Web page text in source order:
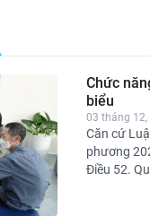
Chức
biểu
03 tháng
Căn cứ
phương
Điều 52.